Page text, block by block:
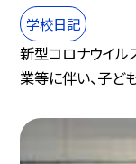
学校日記
新型コロナウイ
業等に伴い、子ど